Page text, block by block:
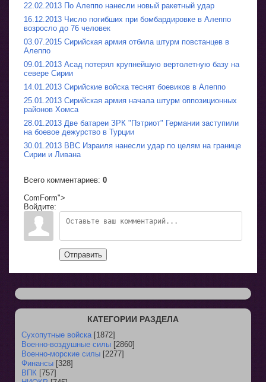
22.02.2013 По Алеппо нанесли новый ракетный удар
16.12.2013 Число погибших при бомбардировке в Алеппо
возросло до 76 человек
03.07.2015 Сирийская армия отбила штурм повстанцев в
Алеппо
09.01.2013 Асад потерял крупнейшую вертолетную базу на
севере Сирии
14.01.2013 Сирийские войска теснят боевиков в Алеппо
25.01.2013 Сирийская армия начала штурм оппозиционных
районов Хомса
28.01.2013 Две батареи ЗРК "Пэтриот" Германии заступили
на боевое дежурство в Турции
30.01.2013 ВВС Израиля нанесли удар по целям на границе
Сирии и Ливана
Всего комментариев: 0
ComForm">
Войдите:
Отправить
КАТЕГОРИИ РАЗДЕЛА
Сухопутные войска [1872]
Военно-воздушные силы [2860]
Военно-морские силы [2277]
Финансы [328]
ВПК [757]